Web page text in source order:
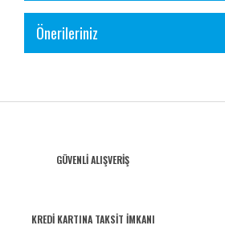
Önerileriniz
GÜVENLİ ALIŞVERİŞ
KREDİ KARTINA TAKSİT İMKANI